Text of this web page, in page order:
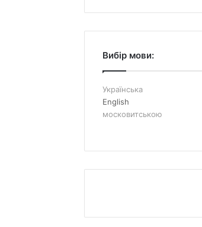
Вибір мови:
Українська
English
московитською